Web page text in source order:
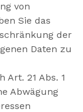
von
Sie das
der
Daten zu
Art. 21 Abs. 1
Abwägung